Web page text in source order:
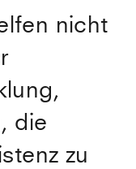
nicht
die
zu